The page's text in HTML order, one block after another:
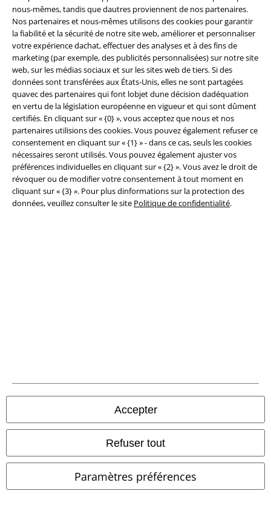
nous-mêmes, tandis que dautres proviennent de nos partenaires.
Nos partenaires et nous-mêmes utilisons des cookies pour garantir
la fiabilité et la sécurité de notre site web, améliorer et personnaliser
votre expérience dachat, effectuer des analyses et à des fins de
marketing (par exemple, des publicités personnalisées) sur notre site
web, sur les médias sociaux et sur les sites web de tiers. Si des
données sont transférées aux États-Unis, elles ne sont partagées
quavec des partenaires qui font lobjet dune décision dadéquation
en vertu de la législation européenne en vigueur et qui sont dûment
certifiés. En cliquant sur « {0} », vous acceptez que nous et nos
partenaires utilisions des cookies. Vous pouvez également refuser ce
consentement en cliquant sur « {1} » - dans ce cas, seuls les cookies
nécessaires seront utilisés. Vous pouvez également ajuster vos
préférences individuelles en cliquant sur « {2} ». Vous avez le droit de
révoquer ou de modifier votre consentement à tout moment en
cliquant sur « {3} ». Pour plus dinformations sur la protection des
données, veuillez consulter le site Politique de confidentialité.
Accepter
Refuser tout
Paramètres préférences
Concours
Bons d'achat Large
EMP Backstage Club
À propos d'EMP
Réseau d'Affiliation
Durabilité
Méthodes de paiement